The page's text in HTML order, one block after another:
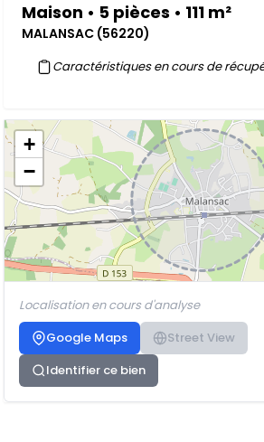
Maison • 5 pièces • 111 m²
MALANSAC (56220)
Caractéristiques en cours de
+
−
Localisation en cours d'analyse
Google Maps
Street View
Identifier ce bien